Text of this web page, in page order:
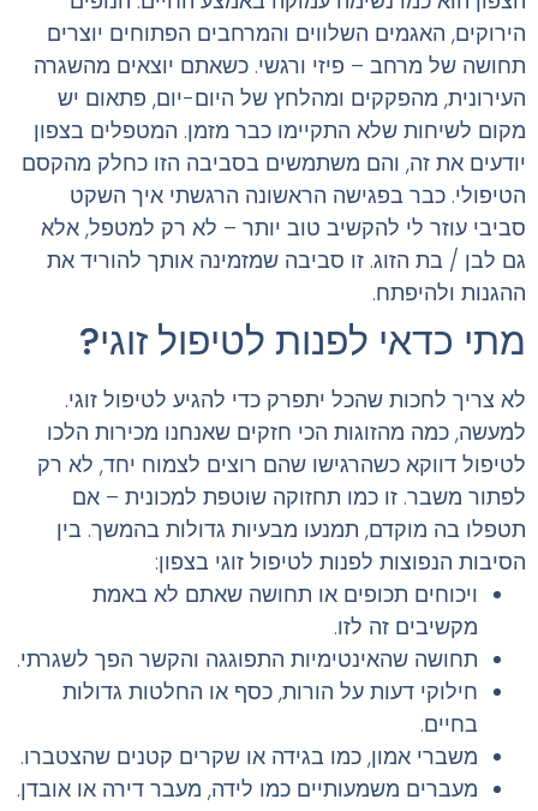
הירוקים, האגמים השלווים והמרחבים הפתוחים יוצרים
תחושה של מרחב – פיזי ורגשי. כשאתם יוצאים מהשגרה
העירונית, מהפקקים ומהלחץ של היום-יום, פתאום יש
מקום לשיחות שלא התקיימו כבר מזמן. המטפלים בצפון
יודעים את זה, והם משתמשים בסביבה הזו כחלק מהקסם
הטיפולי. כבר בפגישה הראשונה הרגשתי איך השקט
סביבי עוזר לי להקשיב טוב יותר – לא רק למטפל, אלא
גם לבן / בת הזוג. זו סביבה שמזמינה אותך להוריד את
ההגנות ולהיפתח.
מתי כדאי לפנות לטיפול זוגי?
לא צריך לחכות שהכל יתפרק כדי להגיע לטיפול זוגי.
למעשה, כמה מהזוגות הכי חזקים שאנחנו מכירות הלכו
לטיפול דווקא כשהרגישו שהם רוצים לצמוח יחד, לא רק
לפתור משבר. זו כמו תחזוקה שוטפת למכונית – אם
תטפלו בה מוקדם, תמנעו מבעיות גדולות בהמשך. בין
הסיבות הנפוצות לפנות לטיפול זוגי בצפון:
ויכוחים תכופים או תחושה שאתם לא באמת
מקשיבים זה לזו.
תחושה שהאינטימיות התפוגגה והקשר הפך לשגרתי.
חילוקי דעות על הורות, כסף או החלטות גדולות
בחיים.
משברי אמון, כמו בגידה או שקרים קטנים שהצטברו.
מעברים משמעותיים כמו לידה, מעבר דירה או אובדן.